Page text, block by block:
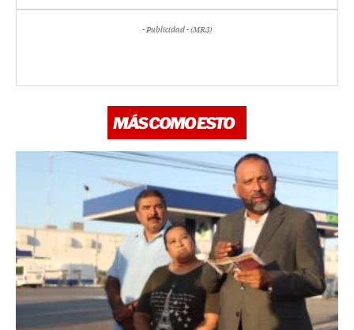
- Publicidad - (MR3)
MÁS COMO ESTO